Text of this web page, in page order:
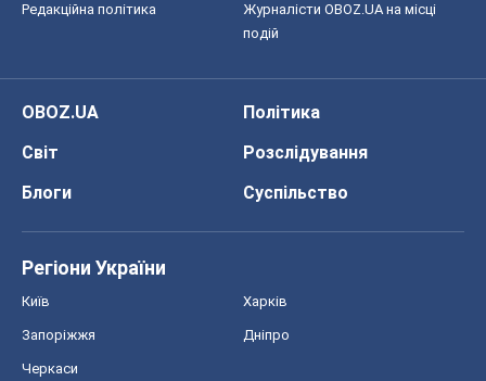
Редакційна політика
Журналісти OBOZ.UA на місці
подій
OBOZ.UA
Політика
Світ
Розслідування
Блоги
Суспільство
Регіони України
Київ Харків
Запоріжжя Дніпро
Черкаси